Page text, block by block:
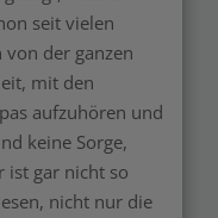
seit vielen
von der ganzen
mit den
aufzuhören und
keine Sorge,
ist gar nicht so
nicht nur die